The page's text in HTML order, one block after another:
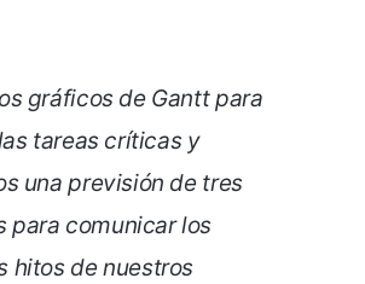
gráficos de Gantt para
tareas críticas y
una previsión de tres
para comunicar los
hitos de nuestros